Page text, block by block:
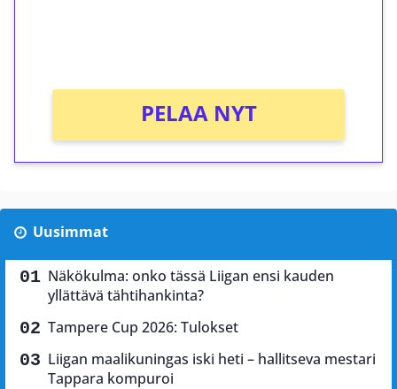
PELAA NYT
Uusimmat
Näkökulma: onko tässä Liigan ensi kauden
yllättävä tähtihankinta?
Tampere Cup 2026: Tulokset
Liigan maalikuningas iski heti – hallitseva mestari
Tappara kompuroi